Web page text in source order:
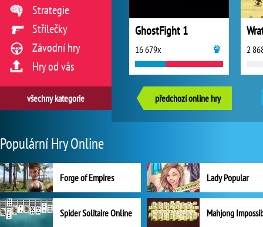
GhostFight 1
16 679x 2
předchozí online hry
Strategie
Střílečky
Závodní hry
Hry od vás
všechny kategorie
Populární Hry Online
Forge of Empires Lady Popular
Spider Solitaire Online Mahjong